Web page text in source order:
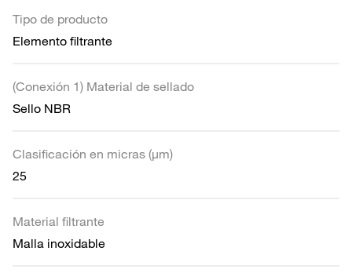
Tipo de producto
Elemento filtrante
(Conexión 1) Material de sellado
Sello NBR
Clasificación en micras (µm)
25
Material filtrante
Malla inoxidable